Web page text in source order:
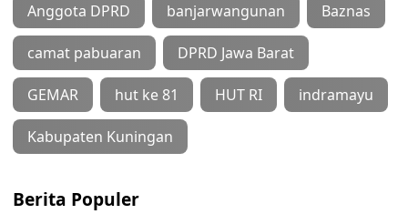
Anggota DPRD banjarwangunan Baznas
camat pabuaran DPRD Jawa Barat
GEMAR hut ke 81 HUT RI indramayu
Kabupaten Kuningan
Berita Populer